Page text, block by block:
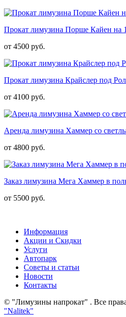
Прокат лимузина Порше Кайен на
от 4500 руб.
Прокат лимузина Крайслер под
от 4100 руб.
Аренда лимузина Хаммер со
от 4800 руб.
Заказ лимузина Мега Хаммер в
от 5500 руб.
Информация
Акции и Скидки
Услуги
Автопарк
Советы и статьи
Новости
Контакты
© "Лимузины напрокат" . Все
"Nalitek"